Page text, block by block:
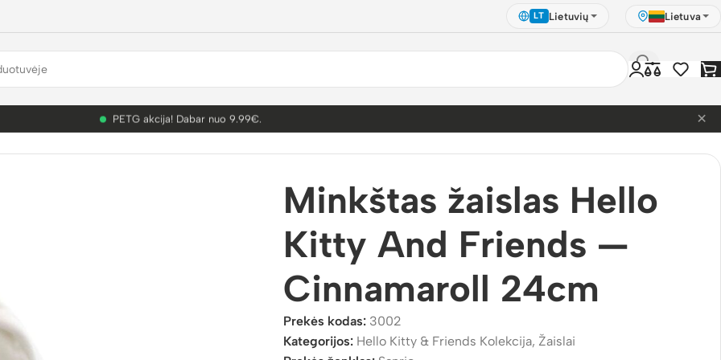
LT Lietuvių Lietuva
PETG akcija! Dabar nuo 9.99€. ×
— Cinnamaroll 24cm
Minkštas žaislas Hello
Kitty And Friends —
Cinnamaroll 24cm
Prekės kodas: 3002
Kategorijos: Hello Kitty & Friends Kolekcija, Žaislai